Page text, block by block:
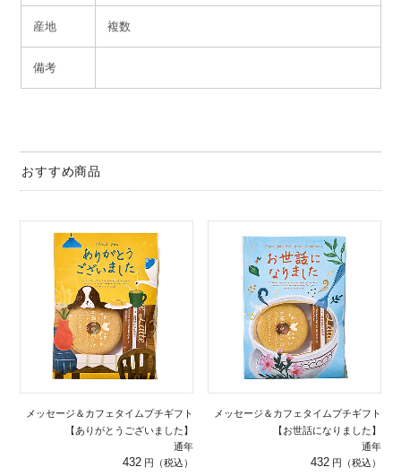
産地 複数
備考
おすすめ商品
メッセージ＆カフェタイムプチギフト
【ありがとうございました】
通年
432
メッセージ＆カフェタイムプチギフト
【お世話になりました】
通年
432